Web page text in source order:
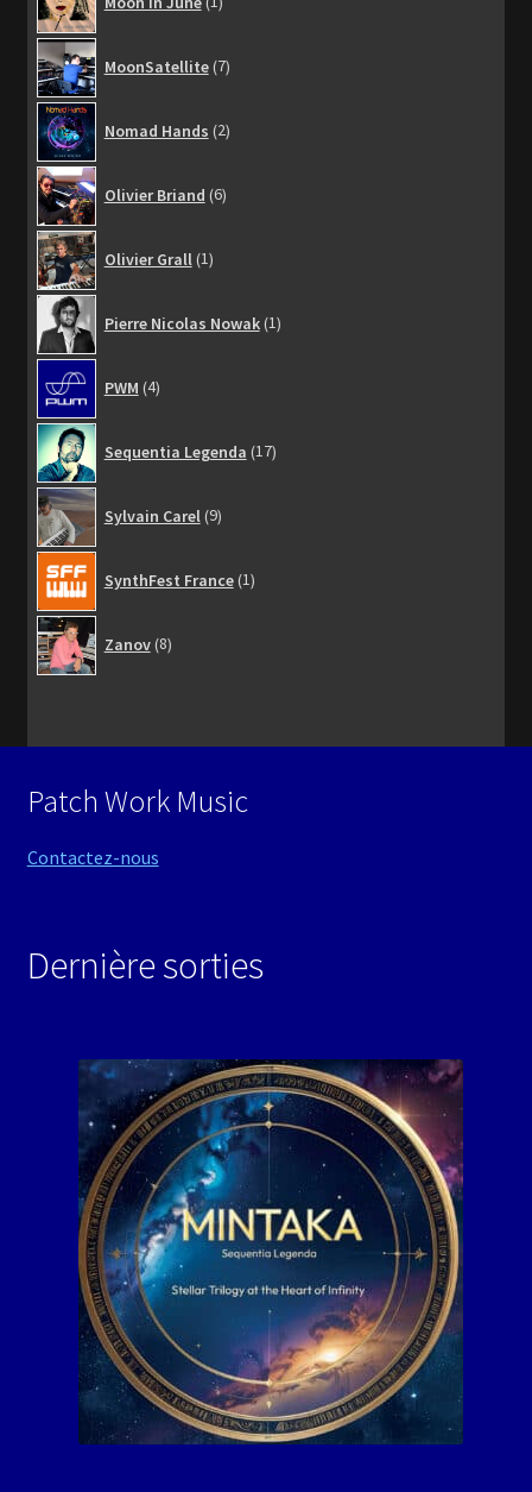
produit
MoonSatellite 7produits
Nomad Hands 2produits
Olivier Briand 6produits
Olivier Grall 1produit
Pierre Nicolas Nowak 1produit
PWM 4produits
Sequentia Legenda 17produits
Sylvain Carel 9produits
SynthFest France 1produit
Zanov 8produits
Patch Work Music
Contactez-nous
Dernière sorties